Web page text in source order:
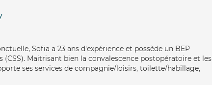
Sofia a 23 ans d'expérience et possède un BEP
(CSS). Maitrisant bien la convalescence postopératoire et les
ses services de compagnie/loisirs, toilette/habillage,